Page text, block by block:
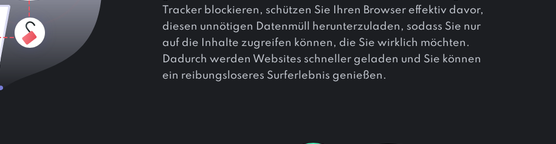
Tracker blockieren, schützen Sie Ihren Browser effektiv davor,
diesen unnötigen Datenmüll herunterzuladen, sodass Sie nur
auf die Inhalte zugreifen können, die Sie wirklich möchten.
Dadurch werden Websites schneller geladen und Sie können
ein reibungsloseres Surferlebnis genießen.